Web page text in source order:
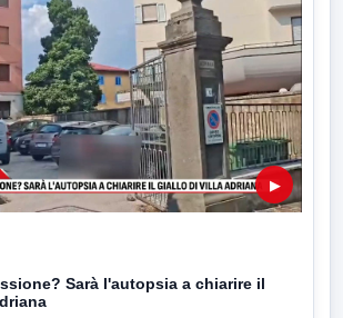
▶
Sarà l'autopsia a chiarire il